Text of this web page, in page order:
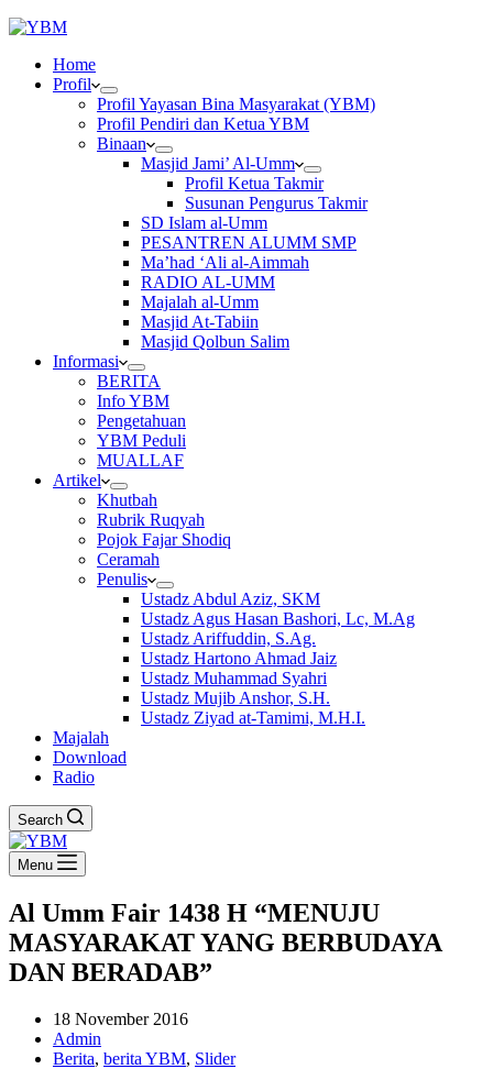
Home
Profil
Profil Yayasan Bina Masyarakat (YBM)
Profil Pendiri dan Ketua YBM
Binaan
Masjid Jami’ Al-Umm
Profil Ketua Takmir
Susunan Pengurus Takmir
SD Islam al-Umm
PESANTREN ALUMM SMP
Ma’had ‘Ali al-Aimmah
RADIO AL-UMM
Majalah al-Umm
Masjid At-Tabiin
Masjid Qolbun Salim
Informasi
BERITA
Info YBM
Pengetahuan
YBM Peduli
MUALLAF
Artikel
Khutbah
Rubrik Ruqyah
Pojok Fajar Shodiq
Ceramah
Penulis
Ustadz Abdul Aziz, SKM
Ustadz Agus Hasan Bashori, Lc, M.Ag
Ustadz Ariffuddin, S.Ag.
Ustadz Hartono Ahmad Jaiz
Ustadz Muhammad Syahri
Ustadz Mujib Anshor, S.H.
Ustadz Ziyad at-Tamimi, M.H.I.
Majalah
Download
Radio
Search
Menu
Al Umm Fair 1438 H “MENUJU
MASYARAKAT YANG BERBUDAYA
DAN BERADAB”
18 November 2016
Admin
Berita, berita YBM, Slider